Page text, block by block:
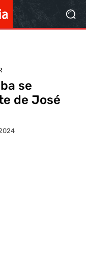
se
de José